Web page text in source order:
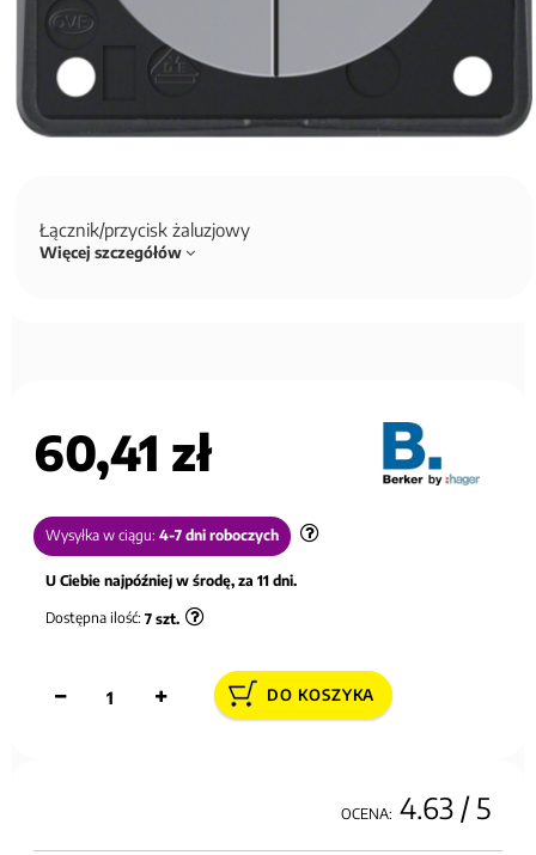
Łącznik/przycisk żaluzjowy
Więcej szczegółów
60,41 zł
Wysyłka w ciągu: 4-7 dni roboczych
U Ciebie najpóźniej w środę, za 11 dni.
Dostępna ilość: 7 szt.
DO KOSZYKA
OCENA: 4.63 / 5